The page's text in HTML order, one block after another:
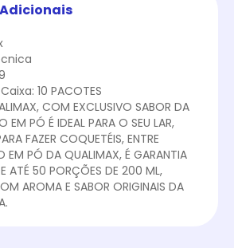
10 PACOTES
COM EXCLUSIVO SABOR DA
EM PÓ É IDEAL PARA O SEU LAR,
FAZER COQUETÉIS, ENTRE
EM PÓ DA QUALIMAX, É GARANTIA
ATÉ 50 PORÇÕES DE 200 ML,
AROMA E SABOR ORIGINAIS DA